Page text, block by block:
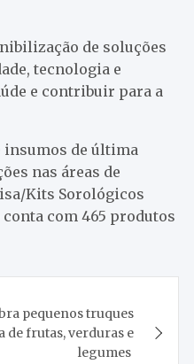
de soluções
tecnologia e
e contribuir para a
insumos de última
nas áreas de
Kits Sorológicos
com 465 produtos
pequenos truques
de frutas, verduras e
legumes